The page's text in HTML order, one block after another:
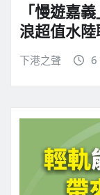
「慢遊嘉
浪超值水
下港之聲 6